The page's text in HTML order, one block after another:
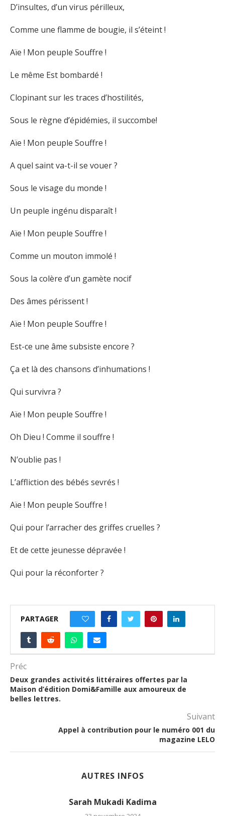
D’insultes, d’un virus périlleux,
Comme une flamme de bougie, il s’éteint !
Aïe ! Mon peuple Souffre !
Le même Est bombardé !
Clopinant sur les traces d’hostilités,
Sous le règne d’épidémies, il succombe!
Aïe ! Mon peuple Souffre !
A quel saint va-t-il se vouer ?
Sous le visage du monde !
Un peuple ingénu disparaît !
Aïe ! Mon peuple Souffre !
Comme un mouton immolé !
Sous la colère d’un gamète nocif
Des âmes périssent !
Aïe ! Mon peuple Souffre !
Est-ce une âme subsiste encore ?
Ça et là des chansons d’inhumations !
Qui survivra ?
Aïe ! Mon peuple Souffre !
Oh Dieu ! Comme il souffre !
N’oublie pas !
L’affliction des bébés sevrés !
Aïe ! Mon peuple Souffre !
Qui pour l’arracher des griffes cruelles ?
Et de cette jeunesse dépravée !
Qui pour la réconforter ?
PARTAGER
Préc
Deux grandes activités littéraires offertes par la
Maison d’édition Domi&Famille aux amoureux de
belles lettres.
Suivant
Appel à contribution pour le numéro 001 du
magazine LELO
AUTRES INFOS
Sarah Mukadi Kadima